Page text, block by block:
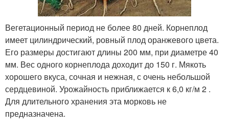
Вегетационный период не более 80 дней. Корнеплод
имеет цилиндрический, ровный плод оранжевого цвета.
Его размеры достигают длины 200 мм, при диаметре 40
мм. Вес одного корнеплода доходит до 150 г. Мякоть
хорошего вкуса, сочная и нежная, с очень небольшой
сердцевиной. Урожайность приближается к 6,0 кг/м 2 .
Для длительного хранения эта морковь не
предназначена.